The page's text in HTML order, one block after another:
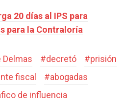
20 días al IPS para
para la Contraloría
Delmas #decretó #prisión
fiscal #abogadas
de influencia